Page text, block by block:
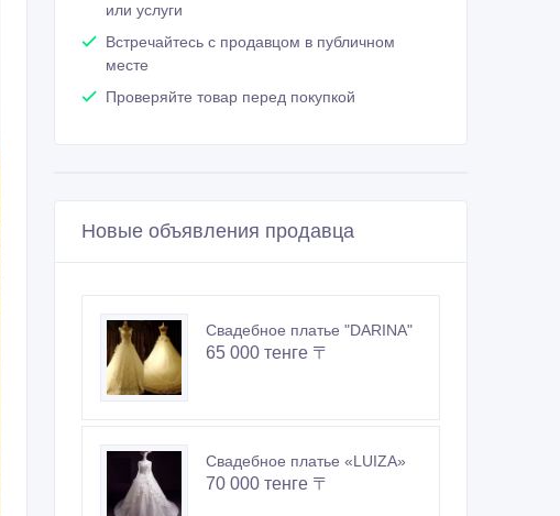
или услуги
Встречайтесь с продавцом в публичном
месте
Проверяйте товар перед покупкой
Новые объявления продавца
Свадебное платье "DARINA"
65 000 тенге 〒
Свадебное платье «LUIZA»
70 000 тенге 〒